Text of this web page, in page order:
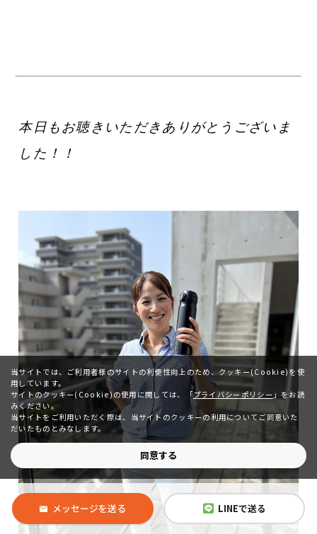
本日 もお聴きいただきありがとうございま
した！！
メッセージを送る LINEで送る
当サイトでは、ご利用者様のサイトの利便性向上のため、クッキー(Cookie)を使
用しています。
サイトのクッキー(Cookie)の使用に関しては、
「プライバシーポリシー 」をお読
みください。
当サイトをご利用いただく際は、当サイトのクッキーの利用についてご同意いた
だいたものとみなします。
同意する